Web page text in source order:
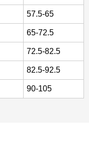
57.5-65
65-72.5
72.5-82.5
82.5-92.5
90-105